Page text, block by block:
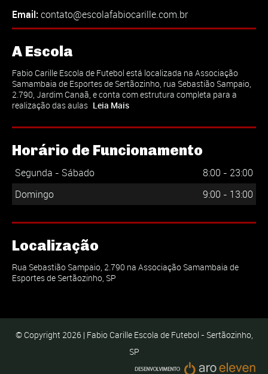
Email:contato@escolafabiocarille.com.br
A Escola
Fabio Carille Escola de Futebol está localizada na Associação
Samambaia de Esportes de Sertãozinho, rua Sebastião Sampaio,
2.790, Jardim Canaã, e conta com estrutura completa para a
realização das aulas Leia Mais
Horário de Funcionamento
Segunda - Sábado
8:00 - 23:00
Domingo
9:00 - 13:00
Localização
Rua Sebastião Sampaio, 2.790 na Associação Samambaia de
Esportes de Sertãozinho, SP
© Copyright 2026 | Fabio Carille Escola de Futebol - Sertãozinho,
SP